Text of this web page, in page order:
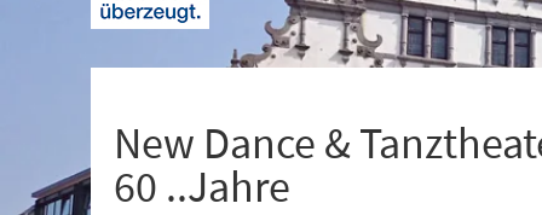
New Dance &
60 ..Jahre